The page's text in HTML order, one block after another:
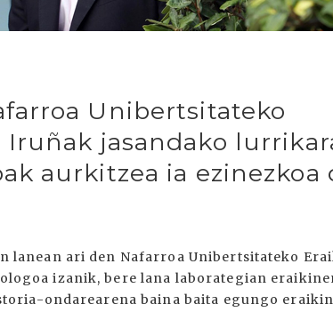
Unibertsitateko
Iruñak jasandako
aurkitzea ia ezinezkoa
lanean ari den Nafarroa Unibertsitateko
izanik, bere lana laborategian
ondarearena baina baita egungo